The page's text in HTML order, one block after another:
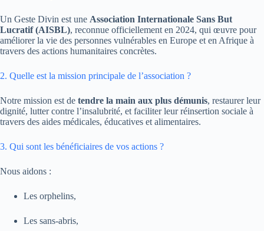
Un Geste Divin est une Association Internationale Sans But
Lucratif (AISBL), reconnue officiellement en 2024, qui œuvre pour
améliorer la vie des personnes vulnérables en Europe et en Afrique à
travers des actions humanitaires concrètes.
2. Quelle est la mission principale de l’association ?
Notre mission est de tendre la main aux plus démunis, restaurer leur
dignité, lutter contre l’insalubrité, et faciliter leur réinsertion sociale à
travers des aides médicales, éducatives et alimentaires.
3. Qui sont les bénéficiaires de vos actions ?
Nous aidons :
Les orphelins,
Les sans-abris,